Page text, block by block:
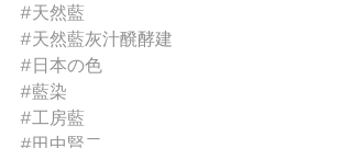
#天然藍
#天然藍灰汁醗酵建
#日本の色
#藍染
#工房藍